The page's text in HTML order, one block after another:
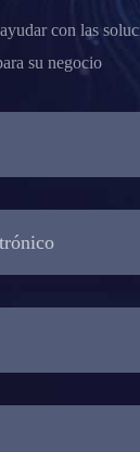
con las
su negocio